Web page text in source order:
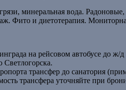
минеральная вода.
Фито и диетотерапия.
на рейсовом автобусе до ж/
Светлогорска.
трансфер до санатория
трансфера уточняйте при